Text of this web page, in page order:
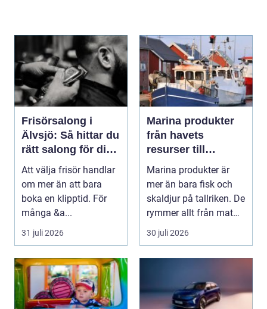
Frisörsalong i
Älvsjö: Så hittar du
rätt salong för din
stil och vardag
Att välja frisör handlar
om mer än att bara
boka en klipptid. För
många &a...
31 juli 2026
Marina produkter
från havets
resurser till
hållbara
upplevelser
Marina produkter är
mer än bara fisk och
skaldjur på tallriken. De
rymmer allt från mat
och hälsa ti...
30 juli 2026